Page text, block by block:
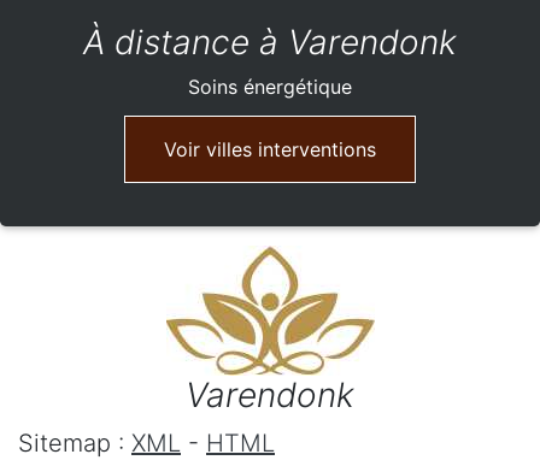
À distance à Varendonk
Soins énergétique
Voir villes interventions
Varendonk
Sitemap : XML - HTML